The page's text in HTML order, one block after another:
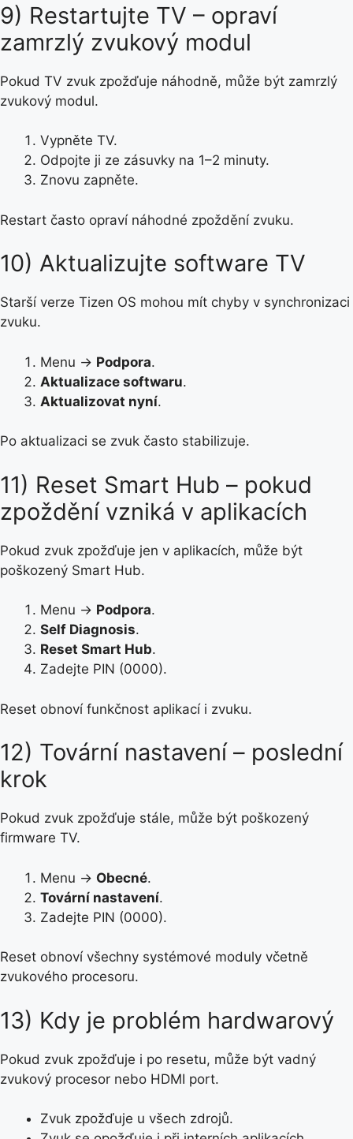
9) Restartujte TV – opraví
zamrzlý zvukový modul
Pokud TV zvuk zpožďuje náhodně, může být zamrzlý
zvukový modul.
Vypněte TV.
Odpojte ji ze zásuvky na 1–2 minuty.
Znovu zapněte.
Restart často opraví náhodné zpoždění zvuku.
10) Aktualizujte software TV
Starší verze Tizen OS mohou mít chyby v synchronizaci
zvuku.
Menu → Podpora.
Aktualizace softwaru.
Aktualizovat nyní.
Po aktualizaci se zvuk často stabilizuje.
11) Reset Smart Hub – pokud
zpoždění vzniká v aplikacích
Pokud zvuk zpožďuje jen v aplikacích, může být
poškozený Smart Hub.
Menu → Podpora.
Self Diagnosis.
Reset Smart Hub.
Zadejte PIN (0000).
Reset obnoví funkčnost aplikací i zvuku.
12) Tovární nastavení – poslední
krok
Pokud zvuk zpožďuje stále, může být poškozený
firmware TV.
Menu → Obecné.
Tovární nastavení.
Zadejte PIN (0000).
Reset obnoví všechny systémové moduly včetně
zvukového procesoru.
13) Kdy je problém hardwarový
Pokud zvuk zpožďuje i po resetu, může být vadný
zvukový procesor nebo HDMI port.
Zvuk zpožďuje u všech zdrojů.